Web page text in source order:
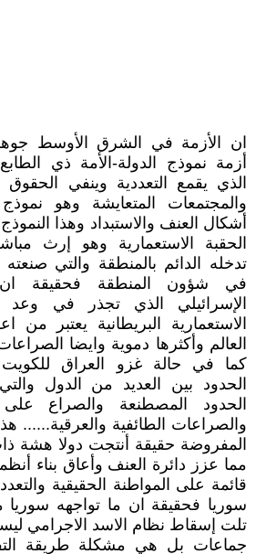
ان الأزمة في الشرق الأوسط
أزمة نموذج الدولة-الأمة ذي
الذي يقمع التعددية وينفي
والمجتمعات المتعايشة وهو
أشكال العنف والاستبداد وهذا
الحقبة الاستعمارية وهو إرث
تدخله الدائم بالمنطقة والتي
في شؤون المنطقة فحقيقة ان
الإسرائيلي الذي تجذر في وعد
الاستعمارية البريطانية يعتبر
العالم وأكثرها دموية وايضا
كما في حالة غزو العراق
الحدود بين العديد من الدول
الحدود المصطنعة والصراع
والصراعات الطائفية والعرقية......
المفروضة حقيقة أنتجت دولا هشة
مما عزز دائرة العنف وأعاق بناء
قائمة على المواطنة الحقيقية
سوريا فحقيقة ان ما تواجهه سوريا
تلت إسقاط نظام الاسد الاجرامي
جماعات بل هي مشكلة طريقة